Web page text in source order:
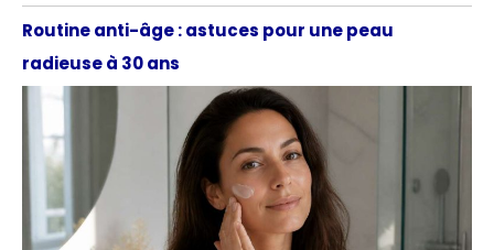
Routine anti-âge : astuces pour une peau
radieuse à 30 ans